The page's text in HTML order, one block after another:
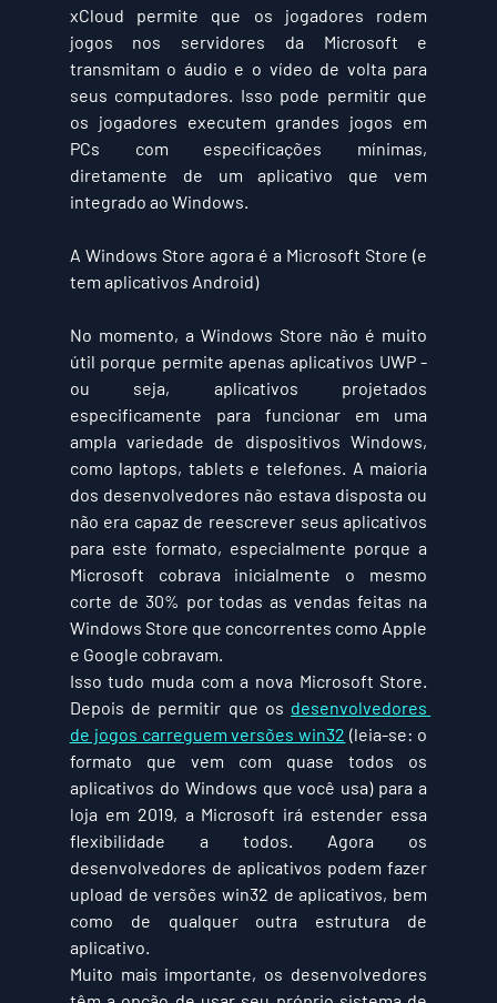
xCloud permite que os jogadores rodem
jogos nos servidores da Microsoft e
transmitam o áudio e o vídeo de volta para
seus computadores. Isso pode permitir que
os jogadores executem grandes jogos em
PCs com especificações mínimas,
diretamente de um aplicativo que vem
integrado ao Windows.
A Windows Store agora é a Microsoft Store (e
tem aplicativos Android)
No momento, a Windows Store não é muito
útil porque permite apenas aplicativos UWP -
ou seja, aplicativos projetados
especificamente para funcionar em uma
ampla variedade de dispositivos Windows,
como laptops, tablets e telefones. A maioria
dos desenvolvedores não estava disposta ou
não era capaz de reescrever seus aplicativos
para este formato, especialmente porque a
Microsoft cobrava inicialmente o mesmo
corte de 30% por todas as vendas feitas na
Windows Store que concorrentes como Apple
e Google cobravam.
Isso tudo muda com a nova Microsoft Store.
Depois de permitir que os desenvolvedores
de jogos carreguem versões win32 (leia-se: o
formato que vem com quase todos os
aplicativos do Windows que você usa) para a
loja em 2019, a Microsoft irá estender essa
flexibilidade a todos. Agora os
desenvolvedores de aplicativos podem fazer
upload de versões win32 de aplicativos, bem
como de qualquer outra estrutura de
aplicativo.
Muito mais importante, os desenvolvedores